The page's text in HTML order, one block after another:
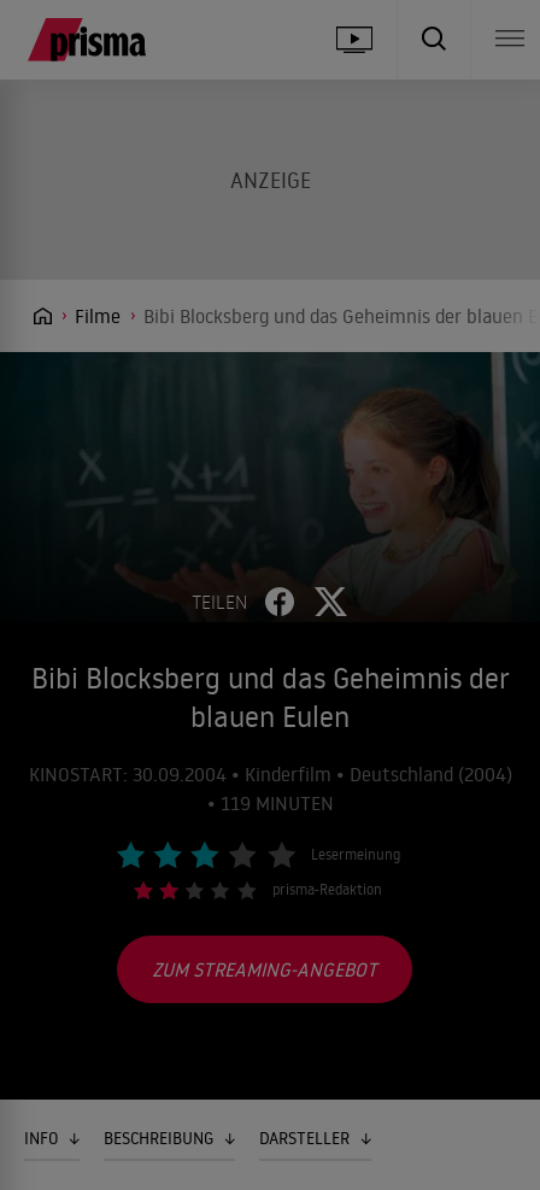
Filme Bibi Blocksberg und das Geheimnis der blauen
TEILEN
Bibi Blocksberg und das Geheimnis der
blauen Eulen
KINOSTART: 30.09.2004 • Kinderfilm • Deutschland (2004)
• 119 MINUTEN
Lesermeinung
prisma-Redaktion
ZUM STREAMING-ANGEBOT
INFO BESCHREIBUNG DARSTELLER